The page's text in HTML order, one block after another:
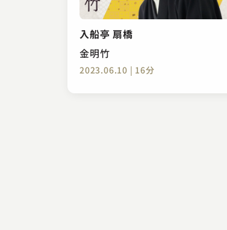
入船亭 扇橋
金明竹
2023.06.10 | 16分